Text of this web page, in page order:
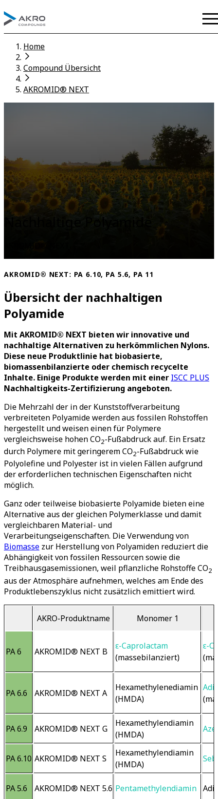
Home
Compound Übersicht
AKROMID® NEXT
Nachhaltige Polyamide
AKROMID® NEXT: PA 6.10, PA 5.6, PA 11
Übersicht der nachhaltigen
Polyamide
Mit AKROMID® NEXT bieten wir innovative und
nachhaltige Alternativen zu herkömmlichen Nylons.
Diese neue Produktlinie hat biobasierte,
biomassenbilanzierte oder chemisch recycelte
Inhalte. Einige Produkte werden mit einer ISCC PLUS
Nachhaltigkeits-Zertifizierung angeboten.
Die Mehrzahl der in der Kunststoffverarbeitung
verbreiteten Polyamide werden aus fossilen Rohstoffen
hergestellt und weisen einen für Polymere
vergleichsweise hohen CO2-Fußabdruck auf. Ein Ersatz
durch Polymere mit geringerem CO2-Fußabdruck wie
Polyolefine und Polyester ist in vielen Fällen aufgrund
der erforderlichen technischen Eigenschaften nicht
möglich.
Ganz oder teilweise biobasierte Polyamide bieten eine
Alternative aus der gleichen Polymerklasse und damit
vergleichbaren Material- und
Verarbeitungseigenschaften. Die Verwendung von
Biomasse zur Herstellung von Polyamiden reduziert die
Abhängigkeit von fossilen Ressourcen sowie die
Treibhausgasemissionen, weil pflanzliche Rohstoffe CO2
aus der Atmosphäre aufnehmen, welches am Ende des
Produktlebenszyklus nicht zusätzlich emittiert wird.
AKRO-Produktname Monomer 1
PA 6 AKROMID® NEXT B
ε-Caprolactam
(massebilanziert)
ε-
PA 6.6 AKROMID® NEXT A
Hexamethylenediamin
(HMDA)
PA 6.9 AKROMID® NEXT G
Hexamethylendiamin
(HMDA)
PA 6.10 AKROMID® NEXT S
Hexamethylendiamin
(HMDA)
PA 5.6 AKROMID® NEXT 5.6 Pentamethylendiamin